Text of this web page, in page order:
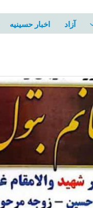
آزاد اخبار حسینیه